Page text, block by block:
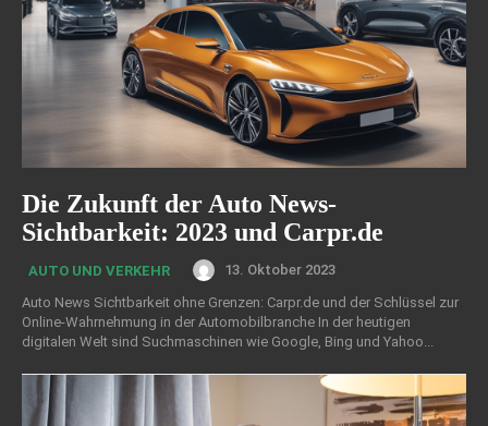
Die Zukunft der Auto News-
Sichtbarkeit: 2023 und Carpr.de
AUTO UND VERKEHR
13. Oktober 2023
Auto News Sichtbarkeit ohne Grenzen: Carpr.de und der Schlüssel zur
Online-Wahrnehmung in der Automobilbranche In der heutigen
digitalen Welt sind Suchmaschinen wie Google, Bing und Yahoo...